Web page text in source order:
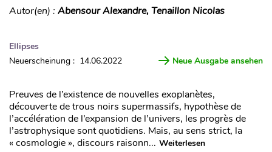
Autor(en) : Abensour Alexandre, Tenaillon Nicolas
Ellipses
Neuerscheinung : 14.06.2022
Neue Ausgabe ansehen
Preuves de l’existence de nouvelles exoplanètes,
découverte de trous noirs supermassifs, hypothèse de
l’accélération de l’expansion de l’univers, les progrès de
l’astrophysique sont quotidiens. Mais, au sens strict, la
« cosmologie », discours raisonn... Weiterlesen